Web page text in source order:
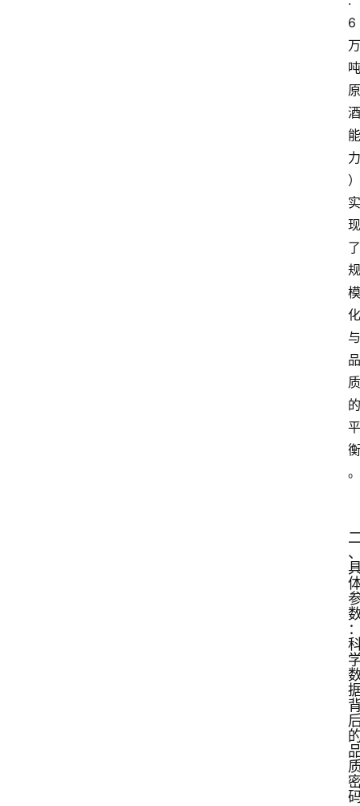
6
万
吨
原
酒
能
力
）
实
现
了
规
模
化
与
品
质
的
平
衡
。